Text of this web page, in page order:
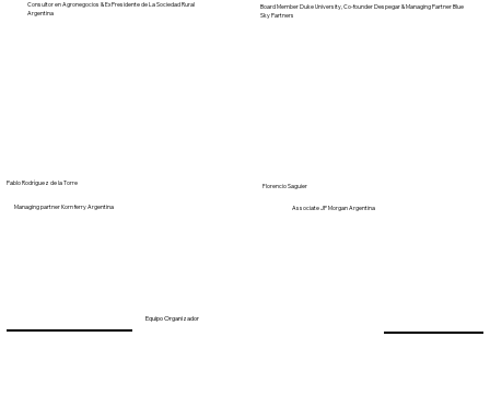
Consultor en Agronegocios & Ex Presidente de La Sociedad Rural
Argentina
Board Member Duke University, Co-founder Despegar & Managing Partner Blue
Sky Partners
Florencio Saguier
Associate JP Morgan Argentina
Pablo Rodríguez de la Torre
Managing partner Korn ferry Argentina
Equipo Organizador